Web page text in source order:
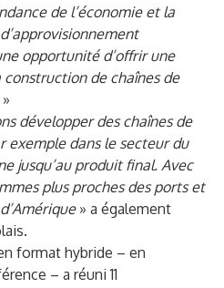
de l’économie et la
opportunité d’offrir une
de chaînes de
développer des chaînes de
exemple dans le secteur du
jusqu’au produit final. Avec
plus proches des ports et
» a également
format hybride – en
– a réuni 11